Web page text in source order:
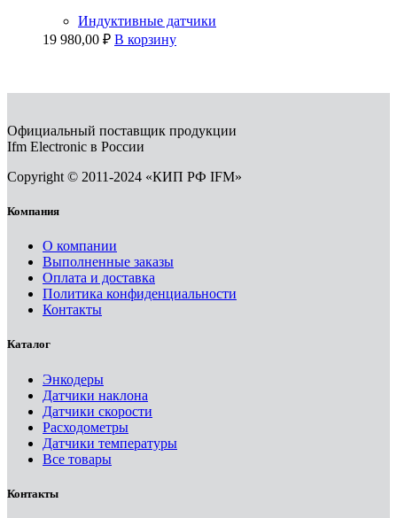
Индуктивные датчики
19 980,00 ₽ В корзину
Официальный поставщик продукции
Ifm Electronic в России
Copyright © 2011-2024 «КИП РФ IFM»
Компания
О компании
Выполненные заказы
Оплата и доставка
Политика конфиденциальности
Контакты
Каталог
Энкодеры
Датчики наклона
Датчики скорости
Расходометры
Датчики температуры
Все товары
Контакты